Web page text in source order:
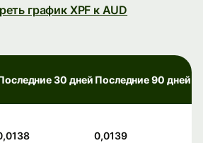
график XPF к AUD
30 дней Последние 90 дней
0,0139